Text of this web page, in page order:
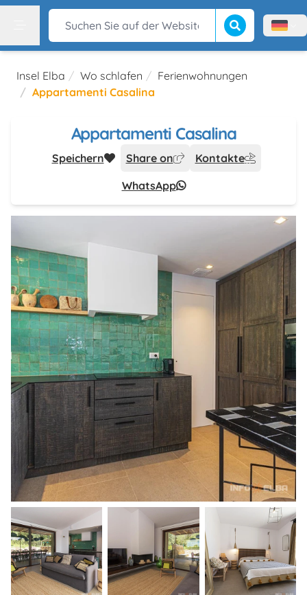
Suchen Sie auf der Website Suche beginnen
Menù
Insel Elba Wo schlafen
Ferienwohnungen
Appartamenti Casalina
Appartamenti Casalina
Speichern Share on
Kontakte
WhatsApp